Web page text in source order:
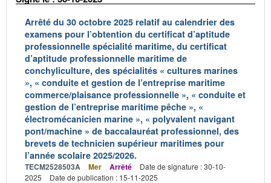
Arrêté du 30 octobre 2025 relatif au calendrier des
examens pour l’obtention du certificat d’aptitude
professionnelle spécialité maritime, du certificat
d’aptitude professionnelle maritime de
conchyliculture, des spécialités « cultures marines
», « conduite et gestion de l’entreprise maritime
commerce/plaisance professionnelle », « conduite et
gestion de l’entreprise maritime pêche », «
électromécanicien marine », « polyvalent navigant
pont/machine » de baccalauréat professionnel, des
brevets de technicien supérieur maritimes pour
l’année scolaire 2025/2026.
TECM2528503A Mer Arrêté
Date de signature : 30-10-
2025
Date de publication : 15-11-2025